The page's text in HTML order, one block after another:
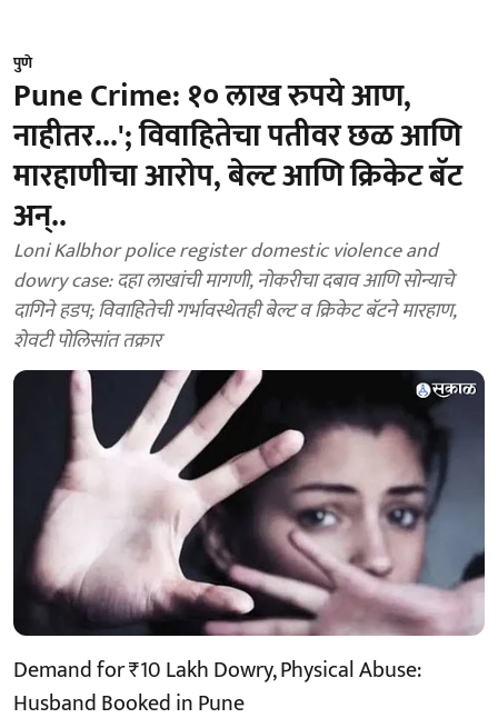
पुणे
Pune Crime: १० लाख रुपये आण,
नाहीतर...'; विवाहितेचा पतीवर छळ आणि
मारहाणीचा आरोप, बेल्ट आणि क्रिकेट बॅट
अन्..
Loni Kalbhor police register domestic violence and
dowry case: दहा लाखांची मागणी, नोकरीचा दबाव आणि सोन्याचे
दागिने हडप; विवाहितेची गर्भावस्थेतही बेल्ट व क्रिकेट बॅटने मारहाण,
शेवटी पोलिसांत तक्रार
Demand for ₹10 Lakh Dowry, Physical Abuse:
Husband Booked in Pune